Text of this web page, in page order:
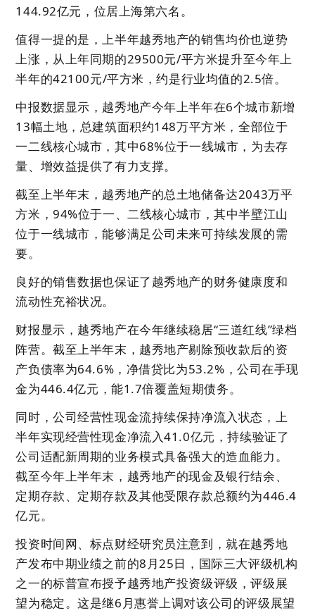
144.92亿元，位居上海第六名。
值得一提的是，上半年越秀地产的销售均价也逆势
上涨，从上年同期的29500元/平方米提升至今年上
半年的42100元/平方米，约是行业均值的2.5倍。
中报数据显示，越秀地产今年上半年在6个城市新增
13幅土地，总建筑面积约148万平方米，全部位于
一二线核心城市，其中68%位于一线城市，为去存
量、增效益提供了有力支撑。
截至上半年末，越秀地产的总土地储备达2043万平
方米，94%位于一、二线核心城市，其中半壁江山
位于一线城市，能够满足公司未来可持续发展的需
要。
良好的销售数据也保证了越秀地产的财务健康度和
流动性充裕状况。
财报显示，越秀地产在今年继续稳居“三道红线”绿档
阵营。截至上半年末，越秀地产剔除预收款后的资
产负债率为64.6%，净借贷比为53.2%，公司在手现
金为446.4亿元，能1.7倍覆盖短期债务。
同时，公司经营性现金流持续保持净流入状态，上
半年实现经营性现金净流入41.0亿元，持续验证了
公司适配新周期的业务模式具备强大的造血能力。
截至今年上半年末，越秀地产的现金及银行结余、
定期存款、定期存款及其他受限存款总额约为446.4
亿元。
投资时间网、标点财经研究员注意到，就在越秀地
产发布中期业绩之前的8月25日，国际三大评级机构
之一的标普宣布授予越秀地产投资级评级，评级展
望为稳定。这是继6月惠誉上调对该公司的评级展望